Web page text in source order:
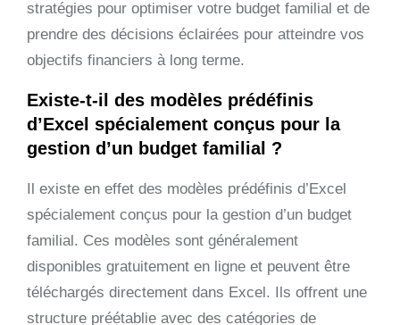
stratégies pour optimiser votre budget familial et de
prendre des décisions éclairées pour atteindre vos
objectifs financiers à long terme.
Existe-t-il des modèles prédéfinis
d’Excel spécialement conçus pour la
gestion d’un budget familial ?
Il existe en effet des modèles prédéfinis d’Excel
spécialement conçus pour la gestion d’un budget
familial. Ces modèles sont généralement
disponibles gratuitement en ligne et peuvent être
téléchargés directement dans Excel. Ils offrent une
structure préétablie avec des catégories de